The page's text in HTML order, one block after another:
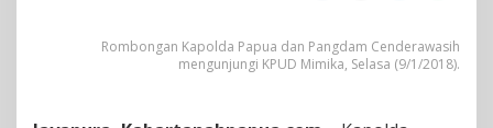
u
a
Rombongan Kapolda Papua dan Pangdam Cenderawasih
mengunjungi KPUD Mimika, Selasa (9/1/2018).